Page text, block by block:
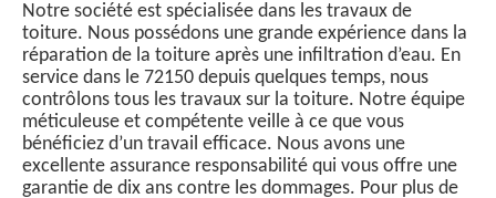
Notre société est spécialisée dans les travaux de
toiture. Nous possédons une grande expérience dans la
réparation de la toiture après une infiltration d’eau. En
service dans le 72150 depuis quelques temps, nous
contrôlons tous les travaux sur la toiture. Notre équipe
méticuleuse et compétente veille à ce que vous
bénéficiez d’un travail efficace. Nous avons une
excellente assurance responsabilité qui vous offre une
garantie de dix ans contre les dommages. Pour plus de